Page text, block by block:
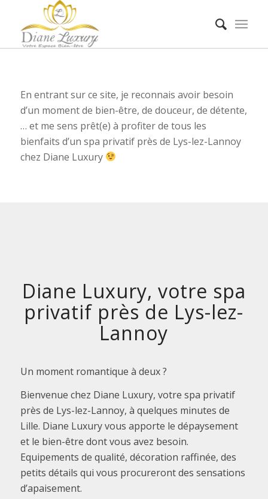
En entrant sur ce site, je reconnais avoir besoin
d’un moment de bien-être, de douceur, de détente,
… et me sens prêt(e) à profiter de tous les
bienfaits d’un spa privatif près de Lys-lez-Lannoy
chez Diane Luxury
Diane Luxury, votre spa
privatif près de Lys-lez-
Lannoy
Un moment romantique à deux ?
Bienvenue chez Diane Luxury, votre spa privatif
près de Lys-lez-Lannoy, à quelques minutes de
Lille. Diane Luxury vous apporte le dépaysement
et le bien-être dont vous avez besoin.
Equipements de qualité, décoration raffinée, des
petits détails qui vous procureront des sensations
d’apaisement.